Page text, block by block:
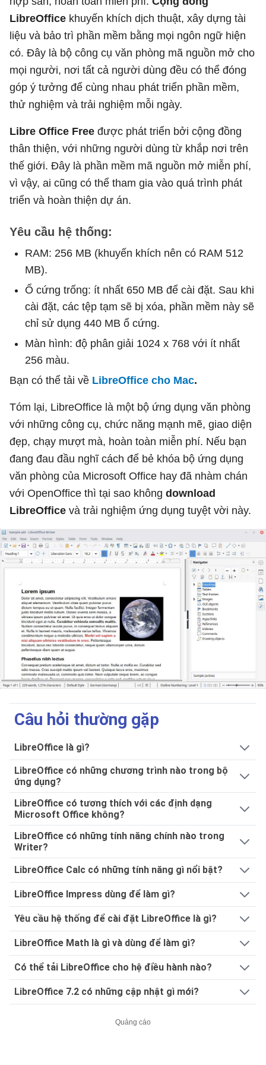
LibreOffice khuyến khích dịch thuật, xây dựng tài
liệu và bảo trì phần mềm bằng mọi ngôn ngữ hiện
có. Đây là bộ công cụ văn phòng mã nguồn mở cho
mọi người, nơi tất cả người dùng đều có thể đóng
góp ý tưởng để cùng nhau phát triển phần mềm,
thử nghiệm và trải nghiệm mỗi ngày.
Libre Office Free được phát triển bởi cộng đồng
thân thiện, với những người dùng từ khắp nơi trên
thế giới. Đây là phần mềm mã nguồn mở miễn phí,
vì vậy, ai cũng có thể tham gia vào quá trình phát
triển và hoàn thiện dự án.
Yêu cầu hệ thống:
RAM: 256 MB (khuyến khích nên có RAM 512
MB).
Ổ cứng trống: ít nhất 650 MB để cài đặt. Sau khi
cài đặt, các tệp tạm sẽ bị xóa, phần mềm này sẽ
chỉ sử dụng 440 MB ổ cứng.
Màn hình: độ phân giải 1024 x 768 với ít nhất
256 màu.
Bạn có thể tải về LibreOffice cho Mac.
Tóm lại, LibreOffice là một bộ ứng dụng văn phòng
với những công cụ, chức năng mạnh mẽ, giao diện
đẹp, chạy mượt mà, hoàn toàn miễn phí. Nếu bạn
đang đau đầu nghĩ cách để bẻ khóa bộ ứng dụng
văn phòng của Microsoft Office hay đã nhàm chán
với OpenOffice thì tại sao không download
LibreOffice và trải nghiệm ứng dụng tuyệt vời này.
Câu hỏi thường gặp
LibreOffice là gì?
LibreOffice có những chương trình nào trong bộ
ứng dụng?
LibreOffice có tương thích với các định dạng
Microsoft Office không?
LibreOffice có những tính năng chính nào trong
Writer?
LibreOffice Calc có những tính năng gì nổi bật?
LibreOffice Impress dùng để làm gì?
Yêu cầu hệ thống để cài đặt LibreOffice là gì?
LibreOffice Math là gì và dùng để làm gì?
Có thể tải LibreOffice cho hệ điều hành nào?
LibreOffice 7.2 có những cập nhật gì mới?